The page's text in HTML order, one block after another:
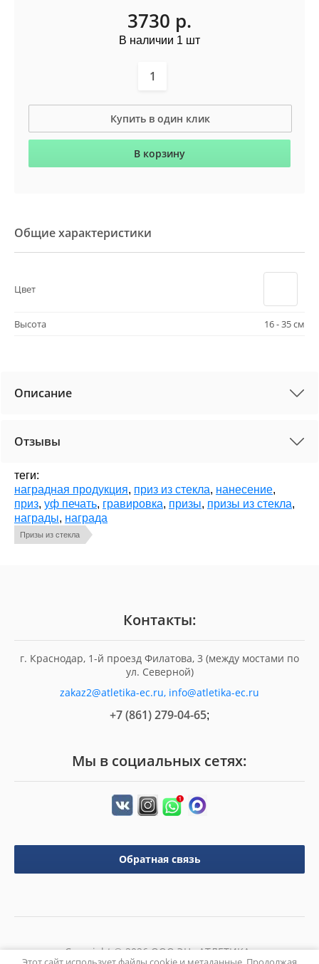
3730 р.
В наличии 1 шт
Купить в один клик
В корзину
Общие характеристики
Цвет
Высота 16 - 35 см
Описание
Отзывы
теги:
наградная продукция, приз из стекла, нанесение,
приз, уф печать, гравировка, призы, призы из стекла,
награды, награда
Призы из стекла
Контакты:
г. Краснодар, 1-й проезд Филатова, 3 (между мостами по
ул. Северной)
zakaz2@atletika-ec.ru, info@atletika-ec.ru
+7 (861) 279-04-65;
Мы в социальных сетях:
Обратная связь
Copyright © 2026 ООО ЭЦ «АТЛЕТИКА»